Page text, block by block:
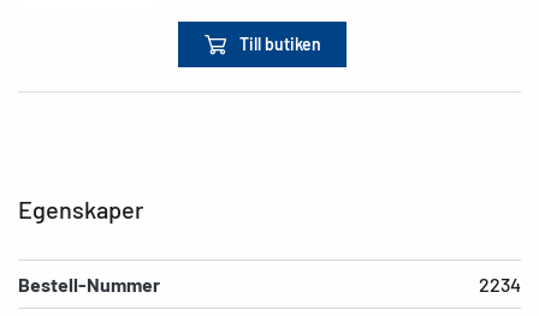
Till butiken
Egenskaper
Bestell-Nummer 2234